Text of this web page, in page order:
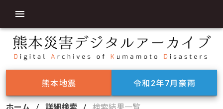
熊本地震 令和2年7月豪雨